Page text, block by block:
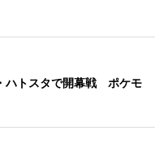
ハトスタで開幕戦 ポケモ